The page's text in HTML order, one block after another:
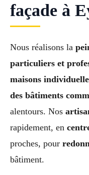
façade à
Nous réalisons la
particuliers et
maisons
des bâtiments
alentours. Nos
rapidement, en
proches, pour
bâtiment.